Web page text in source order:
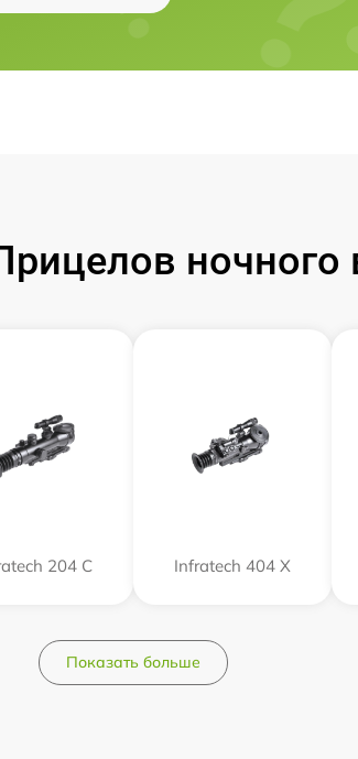
ночного
204 С Infratech 404 Х
Показать больше